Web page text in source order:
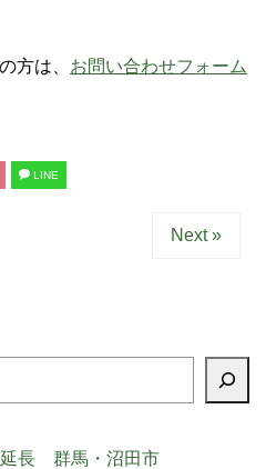
方は、 お問い合わせフォーム
LINE
Next »
延長 群馬・沼田市